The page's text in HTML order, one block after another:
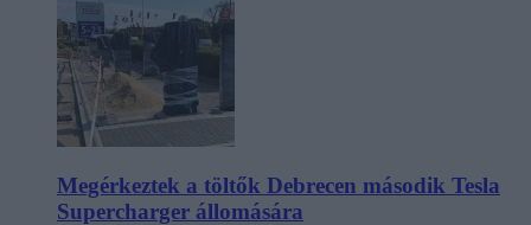
Megérkeztek a töltők Debrecen második Tesla
Supercharger állomására